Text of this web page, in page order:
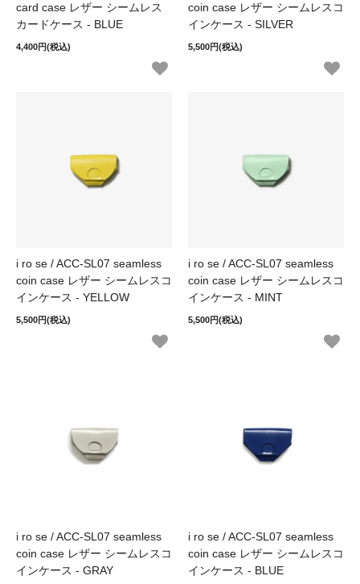
card case レザー シームレス
カードケース - BLUE
4,400円(税込)
coin case レザー シームレスコ
インケース - SILVER
5,500円(税込)
i ro se / ACC-SL07 seamless
coin case レザー シームレスコ
インケース - YELLOW
5,500円(税込)
i ro se / ACC-SL07 seamless
coin case レザー シームレスコ
インケース - MINT
5,500円(税込)
i ro se / ACC-SL07 seamless
coin case レザー シームレスコ
インケース - GRAY
i ro se / ACC-SL07 seamless
coin case レザー シームレスコ
インケース - BLUE